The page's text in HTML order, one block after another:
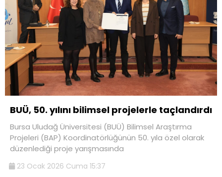
BUÜ, 50. yılını bilimsel projelerle taçlandırdı
Bursa Uludağ Üniversitesi (BUÜ) Bilimsel Araştırma
Projeleri (BAP) Koordinatörlüğünün 50. yıla özel olarak
düzenlediği proje yarışmasında
23 Ocak 2026 Cuma 15:37